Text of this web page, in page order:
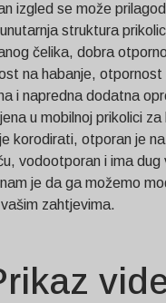
izgled se može
struktura
čelika, dobra
na habanje, otpornost
i napredna dodatna
u mobilnoj prikolici za
korodirati, otporan je
vodootporan i ima dug
je da ga možemo
zahtjevima.